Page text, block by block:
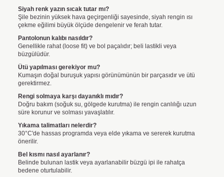
Siyah renk yazın sıcak tutar mı?
Şile bezinin yüksek hava geçirgenliği sayesinde, siyah rengin ısı
çekme eğilimi büyük ölçüde dengelenir ve ferah tutar.
Pantolonun kalıbı nasıldır?
Genellikle rahat (loose fit) ve bol paçalıdır; beli lastikli veya
büzgülüdür.
Ütü yapılması gerekiyor mu?
Kumaşın doğal buruşuk yapısı görünümünün bir parçasıdır ve ütü
gerektirmez.
Rengi solmaya karşı dayanıklı mıdır?
Doğru bakım (soğuk su, gölgede kurutma) ile rengin canlılığı uzun
süre korunur ve solması yavaşlatılır.
Yıkama talimatları nelerdir?
30°C'de hassas programda veya elde yıkama ve sererek kurutma
önerilir.
Bel kısmı nasıl ayarlanır?
Belinde bulunan lastik veya ayarlanabilir büzgü ipi ile rahatça
bedene oturtulabilir.